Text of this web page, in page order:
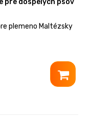
plemeno Maltézsky